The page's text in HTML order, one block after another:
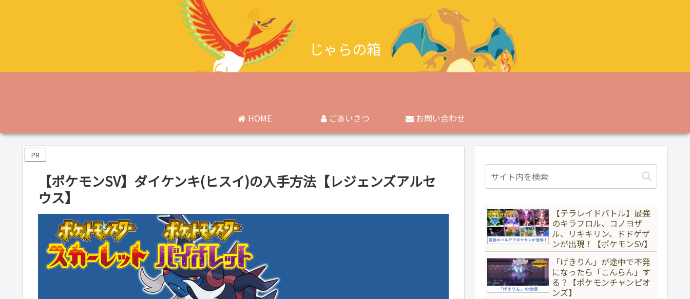
じゃらの箱
HOME ごあいさつ お問い合わせ
PR
【ポケモンSV】ダイケンキ(ヒスイ)の入手方法【レジェンズアルセ
ウス】
【テラレイドバトル】最強
のキラフロル、コノヨザ
ル、リキキリン、ドドゲザ
ンが出現！【ポケモンSV】
「げきりん」が途中で不発
になったら「こんらん」す
る？【ポケモンチャンピオ
ンズ】